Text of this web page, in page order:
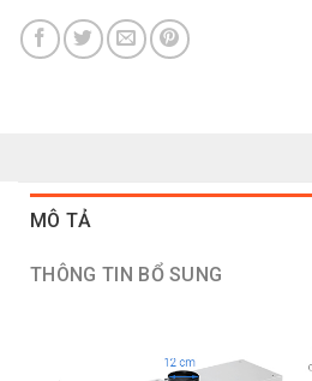
MÔ TẢ
THÔNG TIN BỔ SUNG